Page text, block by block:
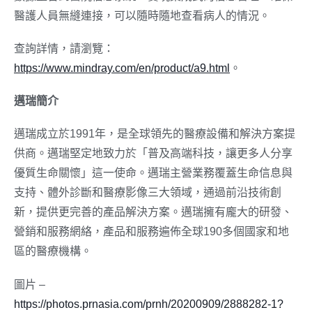
醫護人員無縫連接，可以隨時隨地查看病人的情況。
查詢詳情，請瀏覽：
https://www.mindray.com/en/product/a9.html 。
邁瑞簡介
邁瑞成立於1991年，是全球領先的醫療設備和解決方案提
供商。邁瑞堅定地致力於「普及高端科技，讓更多人分享
優質生命關懷」這一使命。邁瑞主營業務覆蓋生命信息與
支持、體外診斷和醫療影像三大領域，通過前沿技術創
新，提供更完善的產品解決方案。邁瑞擁有龐大的研發、
營銷和服務網絡，產品和服務遍佈全球190多個國家和地
區的醫療機構。
圖片 –
https://photos.prnasia.com/prnh/20200909/2888282-1?